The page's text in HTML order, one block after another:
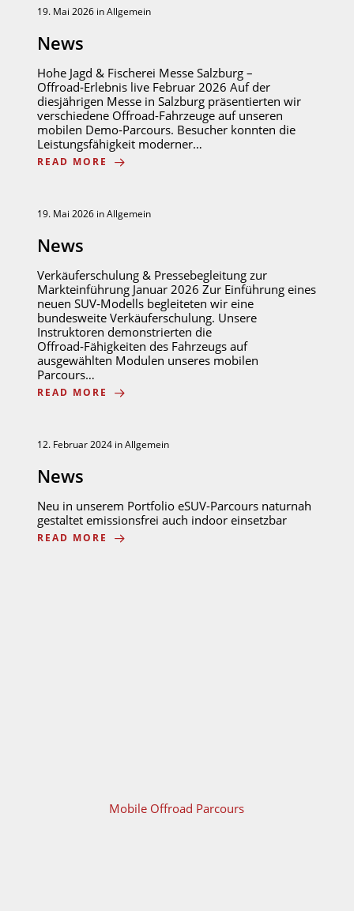
19. Mai 2026inAllgemein
News
Hohe Jagd & Fischerei Messe Salzburg –
Offroad‑Erlebnis live Februar 2026 Auf der
diesjährigen Messe in Salzburg präsentierten wir
verschiedene Offroad-Fahrzeuge auf unseren
mobilen Demo‑Parcours. Besucher konnten die
Leistungsfähigkeit moderner…
READ MORE
19. Mai 2026inAllgemein
News
Verkäuferschulung & Pressebegleitung zur
Markteinführung Januar 2026 Zur Einführung eines
neuen SUV‑Modells begleiteten wir eine
bundesweite Verkäuferschulung. Unsere
Instruktoren demonstrierten die
Offroad‑Fähigkeiten des Fahrzeugs auf
ausgewählten Modulen unseres mobilen
Parcours…
READ MORE
12. Februar 2024inAllgemein
News
Neu in unserem Portfolio eSUV-Parcours naturnah
gestaltet emissionsfrei auch indoor einsetzbar
READ MORE
Mobile Offroad Parcours